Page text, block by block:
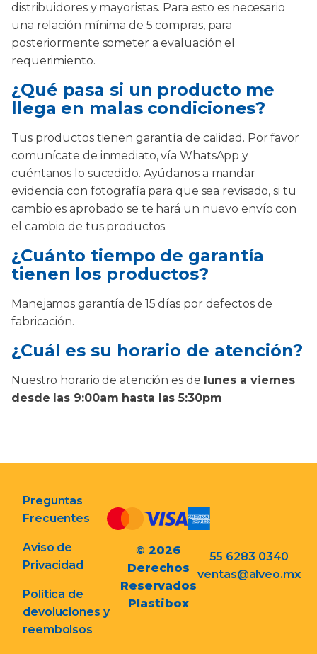
distribuidores y mayoristas. Para esto es necesario
una relación mínima de 5 compras, para
posteriormente someter a evaluación el
requerimiento.
¿Qué pasa si un producto me
llega en malas condiciones?
Tus productos tienen garantía de calidad. Por favor
comunícate de inmediato, vía WhatsApp y
cuéntanos lo sucedido. Ayúdanos a mandar
evidencia con fotografía para que sea revisado, si tu
cambio es aprobado se te hará un nuevo envío con
el cambio de tus productos.
¿Cuánto tiempo de garantía
tienen los productos?
Manejamos garantía de 15 días por defectos de
fabricación.
¿Cuál es su horario de atención?
Nuestro horario de atención es de lunes a viernes
desde las 9:00am hasta las 5:30pm
Preguntas
Frecuentes
Aviso de
Privacidad
Política de
devoluciones y
reembolsos
© 2026
Derechos
Reservados
Plastibox
55 6283 0340
ventas@alveo.mx